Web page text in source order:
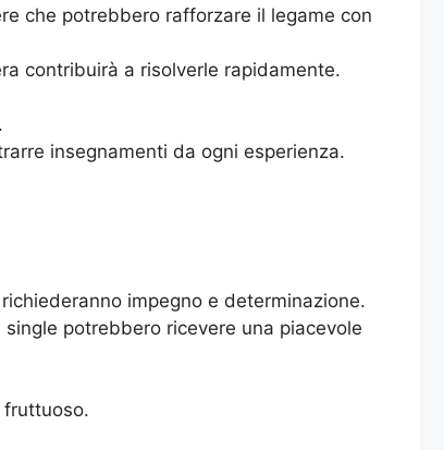
che potrebbero rafforzare il legame con
contribuirà a risolverle rapidamente.
insegnamenti da ogni esperienza.
impegno e determinazione.
potrebbero ricevere una piacevole